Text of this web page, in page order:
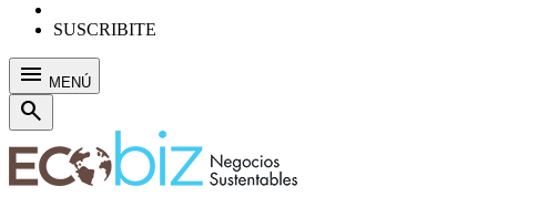
SUSCRIBITE
menu MENÚ
search